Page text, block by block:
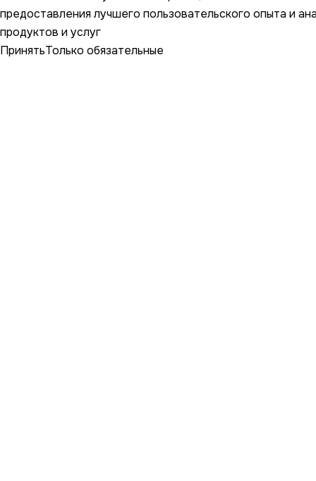
предоставления лучшего пользовательского опыта и
продуктов и услуг
ПринятьТолько обязательные